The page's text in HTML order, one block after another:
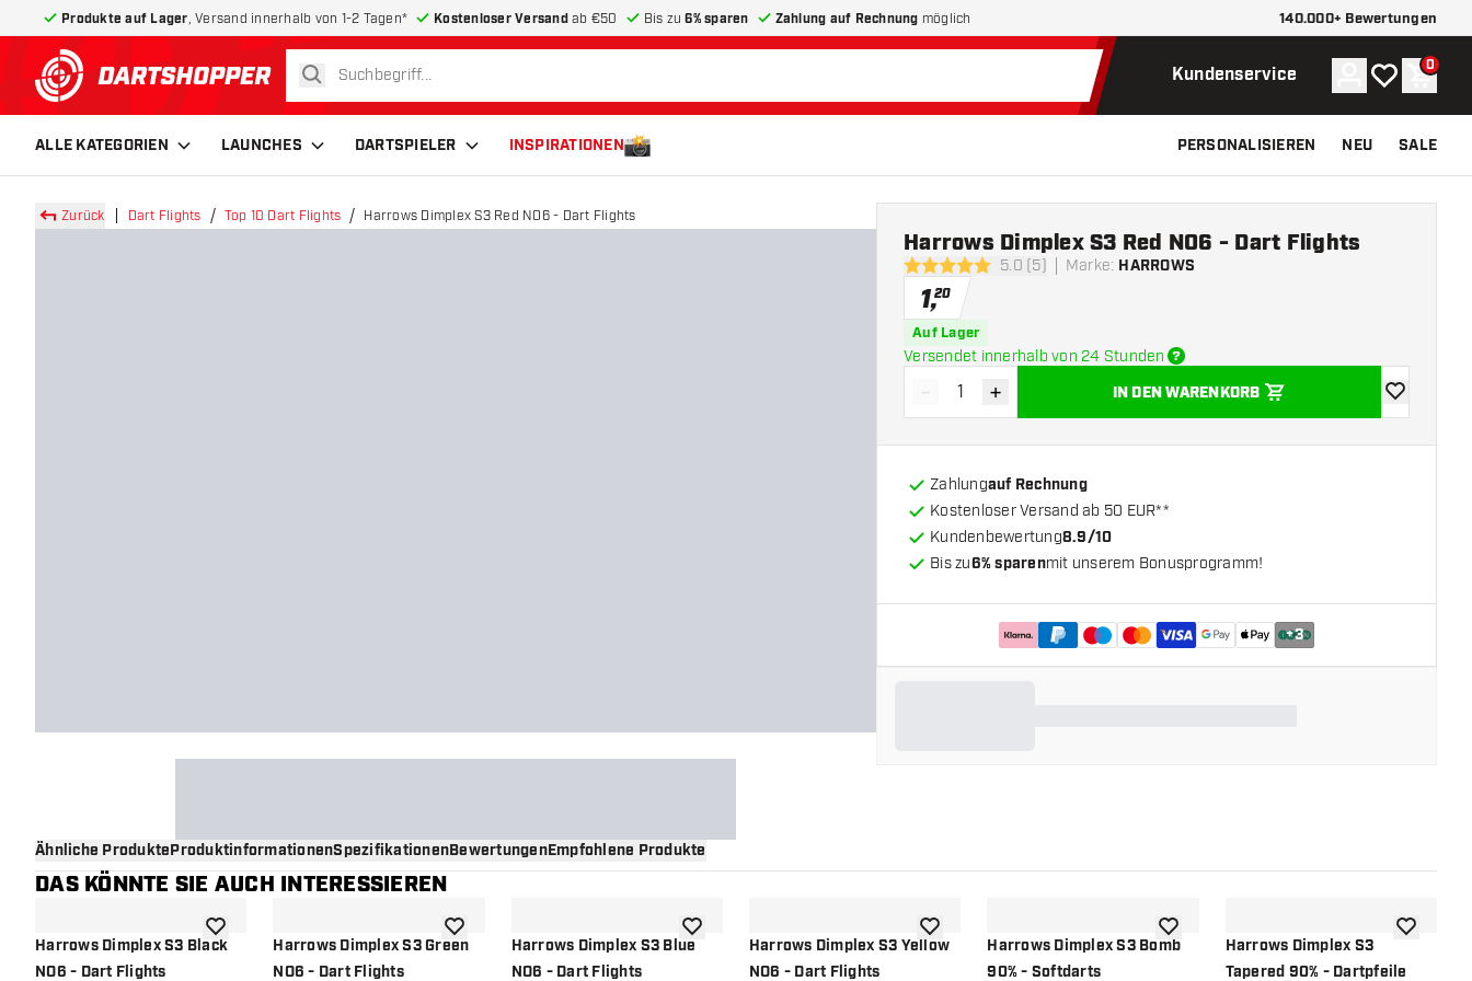
Produkte auf Lager , Versand innerhalb von 1-2 Tagen* Kostenloser Versandab €50 Bis zu6% sparen Zahlung auf Rechnung möglich 140.000+ Bewertungen
zurück zur Startseite
suchen Kundenservice Konto
Meine 0
ALLE KATEGORIEN LAUNCHES DARTSPIELER INSPIRATIONEN PERSONALISIEREN NEU SALE
Zurück Dart Flights Top 10 Dart Flights Harrows Dimplex S3 Red NO6 - Dart Flights
5 Bewertungssterne
5.0 (5) Marke: HARROWS
Harrows Dimplex S3 Red NO6 - Dart Flights
1,20
Auf Lager
Versendet innerhalb von 24 Stunden
Menge verringern
- Menge erhöhen
+ IN DEN WARENKORB
Zur
Zahlungauf Rechnung
Kostenloser Versand ab 50 EUR**
Kundenbewertung8.9/10
Bis zu6% sparenmit unserem Bonusprogramm!
+3
Ähnliche ProdukteProduktinformationenSpezifikationenBewertungenEmpfohlene Produkte
DAS KÖNNTE SIE AUCH INTERESSIEREN
Harrows Dimplex S3 Black
NO6 - Dart Flights
Zur Wunschliste hinzufügen
Harrows Dimplex S3 Green
NO6 - Dart Flights
Zur Wunschliste hinzufügen
Harrows Dimplex S3 Blue
NO6 - Dart Flights
Zur Wunschliste hinzufügen
Harrows Dimplex S3 Yellow
NO6 - Dart Flights
Zur Wunschliste hinzufügen
Harrows Dimplex S3 Bomb
90% - Softdarts
Zur Wunschliste hinzufügen
Harrows Dimplex S3
Tapered 90% - Dartpfeile
Zur